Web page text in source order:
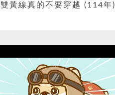
雙黃線真的不要穿越 (114年)